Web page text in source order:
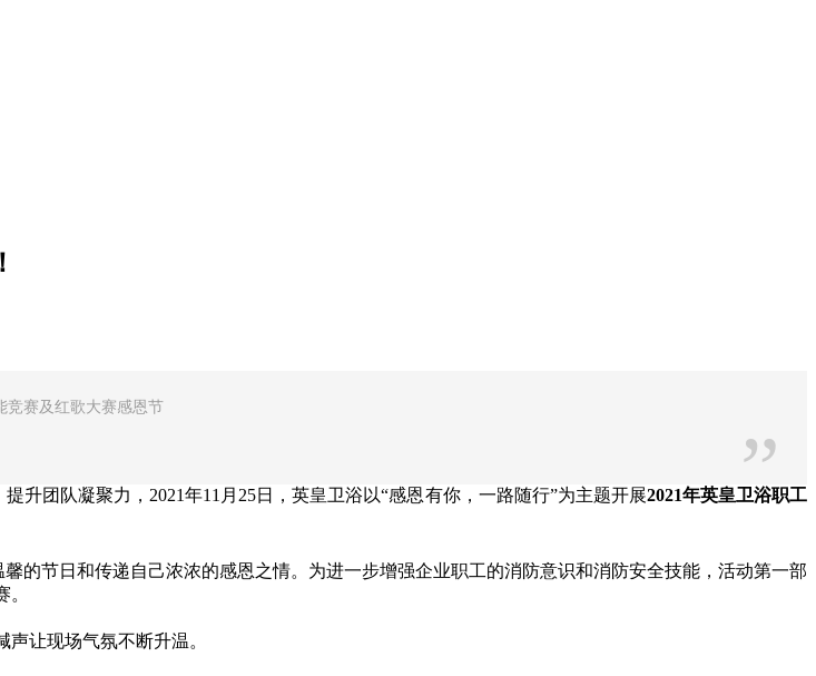
竞赛及红歌大赛感恩节
”
升团队凝聚力，2021年11月25日，英皇卫浴以“感恩有你，一路随行”为主题开展2021年英皇卫浴职工
的节日和传递自己浓浓的感恩之情。为进一步增强企业职工的消防意识和消防安全技能，活动第一部
让现场气氛不断升温。